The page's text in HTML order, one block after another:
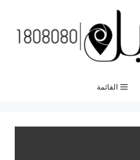
القائمة